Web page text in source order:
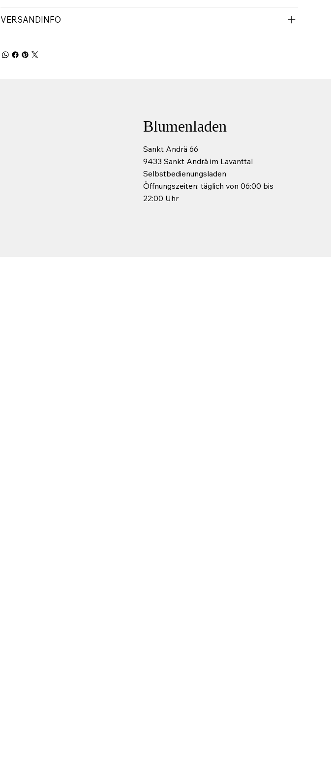
VERSANDINFO
Blumenladen
Sankt Andrä 66
9433 Sankt Andrä im Lavanttal
Selbstbedienungsladen
Öffnungszeiten: täglich von 06:00 bis
22:00 Uhr